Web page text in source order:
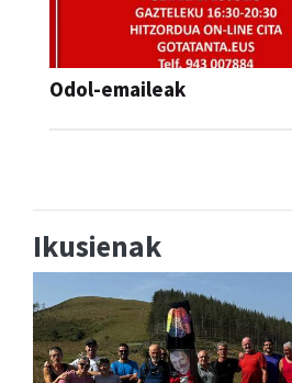
Odol-emaileak
Ikusienak